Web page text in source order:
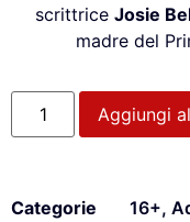
scrittrice Josie
madre del
Aggiungi
Categorie 16+,